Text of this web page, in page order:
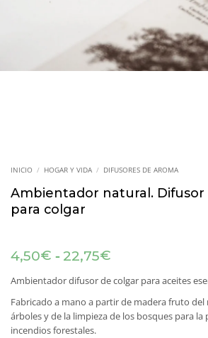
INICIO / HOGAR Y VIDA / DIFUSORES DE AROMA
Ambientador natural. Difusor
para colgar
4,50€ - 22,75€
precios:
desde
4,50€
hasta
Ambientador difusor de colgar para aceites
Fabricado a mano a partir de madera fruto
árboles y de la limpieza de los bosques para la
incendios forestales.